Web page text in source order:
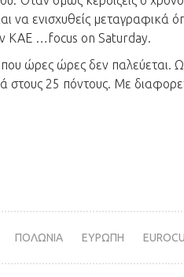
να ενισχυθείς μεταγραφικά
ΚΑΕ …focus on Saturday.
που ώρες ώρες δεν παλεύεται.
25 πόντους. Με
ΠΟΛΩΝΙΑ ΕΥΡΩΠΗ